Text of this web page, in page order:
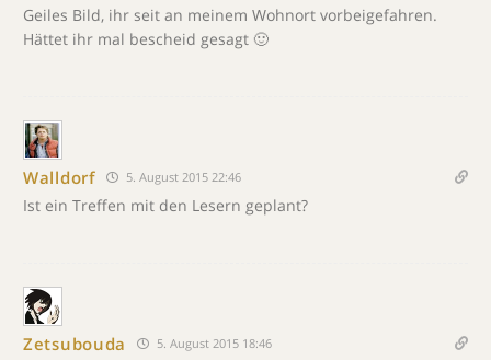
Geiles Bild, ihr seit an meinem Wohnort vorbeigefahren.
Hättet ihr mal bescheid gesagt 🙂
Walldorf 5. August 2015 22:46
Ist ein Treffen mit den Lesern geplant?
Zetsubouda 5. August 2015 18:46